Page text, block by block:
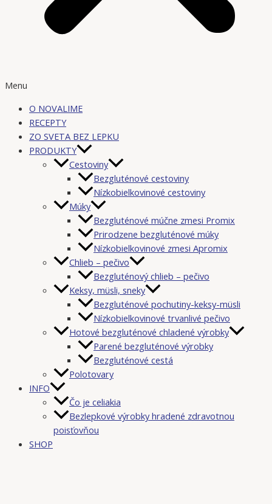
Menu
O NOVALIME
RECEPTY
ZO SVETA BEZ LEPKU
PRODUKTY
Cestoviny
Bezgluténové cestoviny
Nízkobielkovinové cestoviny
Múky
Bezgluténové múčne zmesi Promix
Prirodzene bezgluténové múky
Nízkobielkovinové zmesi Apromix
Chlieb – pečivo
Bezgluténový chlieb – pečivo
Keksy, müsli, sneky
Bezgluténové pochutiny-keksy-müsli
Nízkobielkovinové trvanlivé pečivo
Hotové bezgluténové chladené výrobky
Parené bezgluténové výrobky
Bezgluténové cestá
Polotovary
INFO
Čo je celiakia
Bezlepkové výrobky hradené zdravotnou
poisťovňou
SHOP